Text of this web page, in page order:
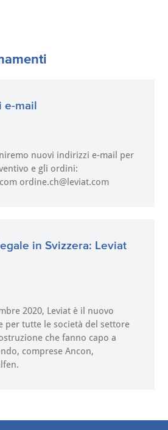
e-mail
nuovi indirizzi e-mail per
e gli ordini:
ordine.ch@leviat.com
in Svizzera: Leviat
2020, Leviat è il nuovo
per tutte le società del settore
che fanno capo a
comprese Ancon,